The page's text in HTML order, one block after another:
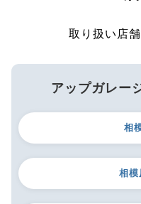
取り扱い店
アップガレー
相
相模